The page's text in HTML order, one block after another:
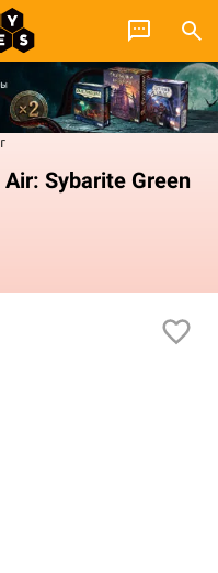
Sybarite Green